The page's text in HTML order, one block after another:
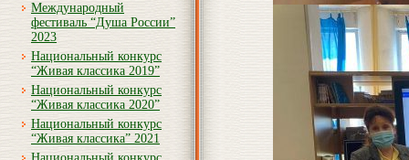
Международный
фестиваль “Душа России”
2023
Национальный конкурс
“Живая классика 2019”
Национальный конкурс
“Живая классика 2020”
Национальный конкурс
“Живая классика” 2021